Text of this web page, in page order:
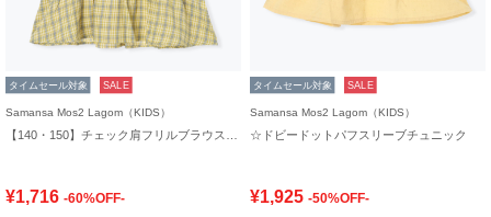
タイムセール対象 SALE
Samansa Mos2 Lagom（KIDS）
¥1,716 -60%OFF-
タイムセール対象 SALE
Samansa Mos2 Lagom（KIDS）
☆ドビードットパフスリーブチュニック
¥1,925 -50%OFF-